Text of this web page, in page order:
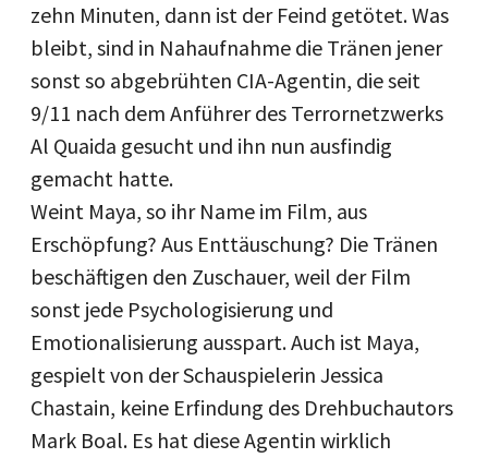
zehn Minuten, dann ist der Feind getötet. Was
bleibt, sind in Nahaufnahme die Tränen jener
sonst so abgebrühten CIA-Agentin, die seit
9/11 nach dem Anführer des Terrornetzwerks
Al Quaida gesucht und ihn nun ausfindig
gemacht hatte.
Weint Maya, so ihr Name im Film, aus
Erschöpfung? Aus Enttäuschung? Die Tränen
beschäftigen den Zuschauer, weil der Film
sonst jede Psychologisierung und
Emotionalisierung ausspart. Auch ist Maya,
gespielt von der Schauspielerin Jessica
Chastain, keine Erfindung des Drehbuchautors
Mark Boal. Es hat diese Agentin wirklich